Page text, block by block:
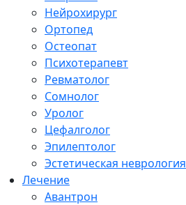
Нейрохирург
Ортопед
Остеопат
Психотерапевт
Ревматолог
Сомнолог
Уролог
Цефалголог
Эпилептолог
Эстетическая неврология
Лечение
Авантрон